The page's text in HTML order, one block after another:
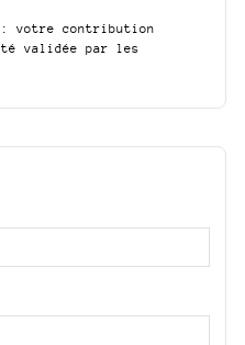
: votre contribution
validée par les